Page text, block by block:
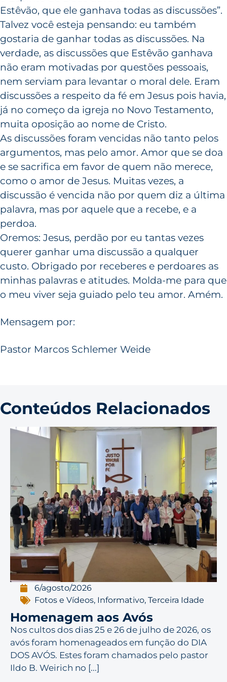
Estêvão, que ele ganhava todas as discussões”.
Talvez você esteja pensando: eu também
gostaria de ganhar todas as discussões. Na
verdade, as discussões que Estêvão ganhava
não eram motivadas por questões pessoais,
nem serviam para levantar o moral dele. Eram
discussões a respeito da fé em Jesus pois havia,
já no começo da igreja no Novo Testamento,
muita oposição ao nome de Cristo.
As discussões foram vencidas não tanto pelos
argumentos, mas pelo amor. Amor que se doa
e se sacrifica em favor de quem não merece,
como o amor de Jesus. Muitas vezes, a
discussão é vencida não por quem diz a última
palavra, mas por aquele que a recebe, e a
perdoa.
Oremos: Jesus, perdão por eu tantas vezes
querer ganhar uma discussão a qualquer
custo. Obrigado por receberes e perdoares as
minhas palavras e atitudes. Molda-me para que
o meu viver seja guiado pelo teu amor. Amém.
Mensagem por:
Pastor Marcos Schlemer Weide
Conteúdos Relacionados
6/agosto/2026
Fotos e Vídeos, Informativo,Terceira Idade
Homenagem aos Avós
Nos cultos dos dias 25 e 26 de julho de 2026, os
avós foram homenageados em função do DIA
DOS AVÓS. Estes foram chamados pelo pastor
Ildo B. Weirich no [...]